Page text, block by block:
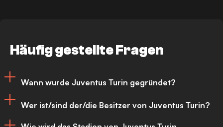
Häufig gestellte Fragen
Wann wurde Juventus Turin gegründet?
Wer ist/sind der/die Besitzer von Juventus Turin?